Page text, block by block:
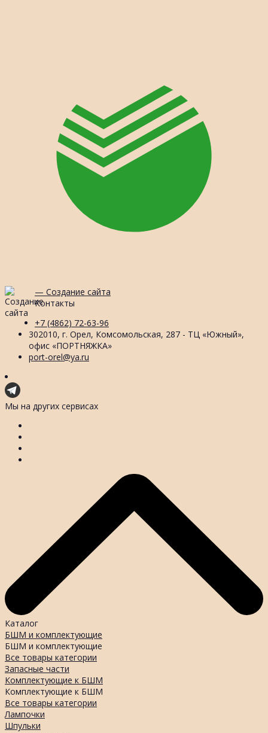
— Создание сайта
Контакты
+7 (4862) 72-63-96
302010, г. Орел, Комсомольская, 287 - ТЦ «Южный»,
офис «ПОРТНЯЖКА»
port-orel@ya.ru
Мы на других сервисах
Каталог
БШМ и комплектующие
БШМ и комплектующие
Все товары категории
Запасные части
Комплектующие к БШМ
Комплектующие к БШМ
Все товары категории
Лампочки
Шпульки